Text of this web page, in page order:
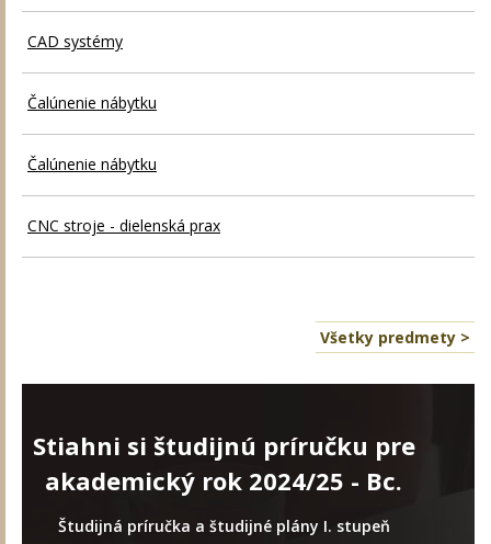
CAD systémy
Čalúnenie nábytku
Čalúnenie nábytku
CNC stroje - dielenská prax
Všetky predmety >
Stiahni si študijnú príručku pre
akademický rok 2024/25 - Bc.
Študijná príručka a študijné plány I. stupeň